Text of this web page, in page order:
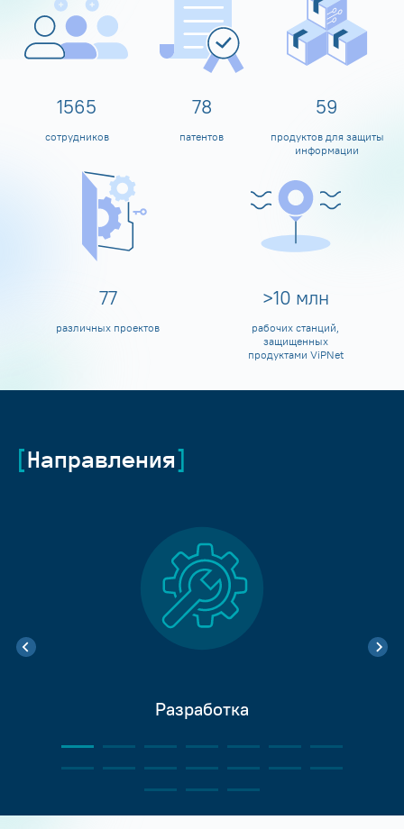
1600
сотрудников
80
патентов
60
продуктов для защиты
информации
80
различных проектов
>10 млн
рабочих станций,
защищенных
продуктами ViPNet
Направления
Разработка